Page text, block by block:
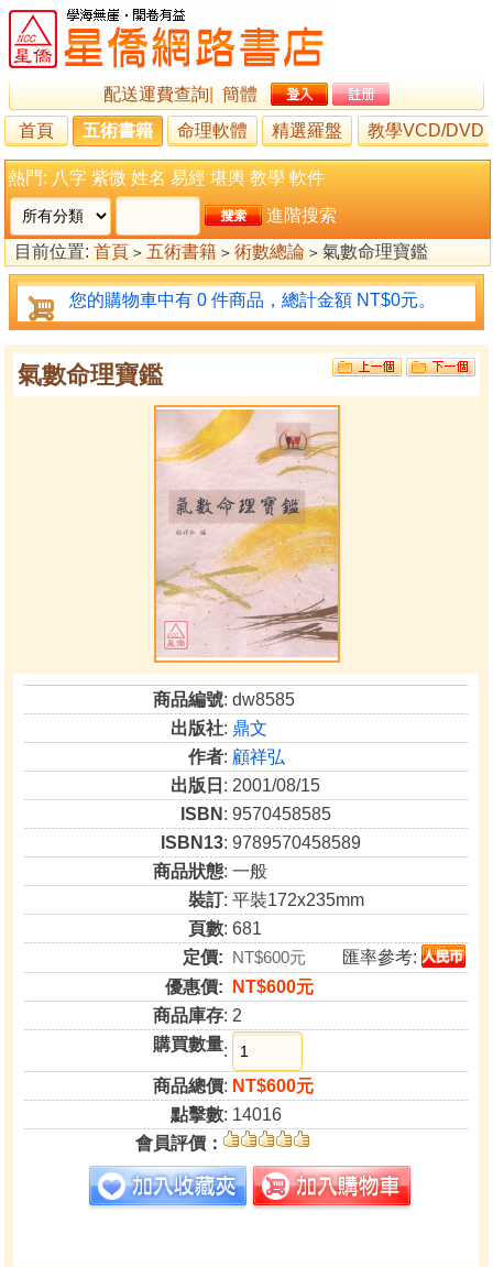
配送運費查詢
簡體
首頁
五術書籍 命理軟體 精選羅盤 教學VCD/DVD
熱門: 八字 紫微 姓名 易經 堪輿 教學 軟件
進階搜索
目前位置: 首頁 > 五術書籍 > 術數總論 > 氣數命理寶鑑
您的購物車中有 0 件商品，總計金額 NT$0元。
氣數命理寶鑑
商品編號: dw8585
出版社: 鼎文
作者: 顧祥弘
出版日 : 2001/08/15
ISBN : 9570458585
ISBN13: 9789570458589
商品狀態: 一般
裝訂: 平裝172x235mm
頁數: 681
定價: NT$600元
匯率參考:
優惠價:
NT$600元
商品庫存: 2
購買數量:
商品總價: NT$600元
點擊數: 14016
會員評價：